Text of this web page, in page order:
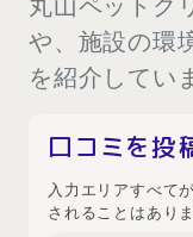
丸山ペットク
や、施設の環
を紹介してい
口コミを投
入力エリアすべて
されることはありま